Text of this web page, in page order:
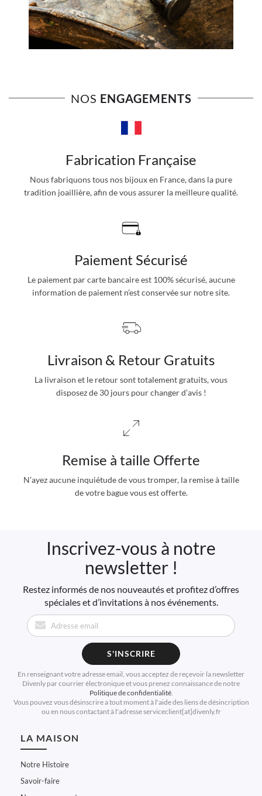
NOS ENGAGEMENTS
Fabrication Française
Nous fabriquons tous nos bijoux en France, dans la pure
tradition joaillière, afin de vous assurer la meilleure qualité.
Paiement Sécurisé
Le paiement par carte bancaire est 100% sécurisé, aucune
information de paiement n’est conservée sur notre site.
Livraison & Retour Gratuits
La livraison et le retour sont totalement gratuits, vous
disposez de 30 jours pour changer d’avis !
Remise à taille Offerte
N’ayez aucune inquiétude de vous tromper, la remise à taille
de votre bague vous est offerte.
Inscrivez-vous à notre
newsletter !
Restez informés de nos nouveautés et profitez d’offres
spéciales et d’invitations à nos événements.
S'INSCRIRE
En renseignant votre adresse email, vous acceptez de reçevoir la newsletter
Divenly par courrier électronique et vous prenez connaissance de notre
Politique de confidentialité.
Vous pouvez vous désinscrire a tout moment à l'aide des liens de désincription
ou en nous contactant à l'adresse serviceclient[at]divenly.fr
LA MAISON
Notre Histoire
Savoir-faire